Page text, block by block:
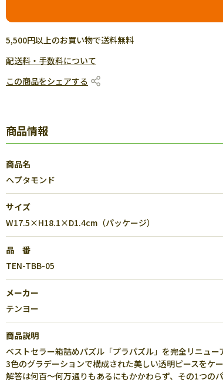
5,500円以上のお買い物で送料無料
配送料・手数料について
この商品をシェアする
商品情報
商品名
ヘプタモンド
サイズ
W17.5×H18.1×D1.4cm（パッケージ）
品 番
TEN-TBB-05
メーカー
テンヨー
商品説明
ベストセラー箱詰めパズル「プラパズル」を完全リニュー
3色のグラデーションで構成された美しい透明ピースをケ
解答は何百～何万通りもあるにもかかわらず、その1つの